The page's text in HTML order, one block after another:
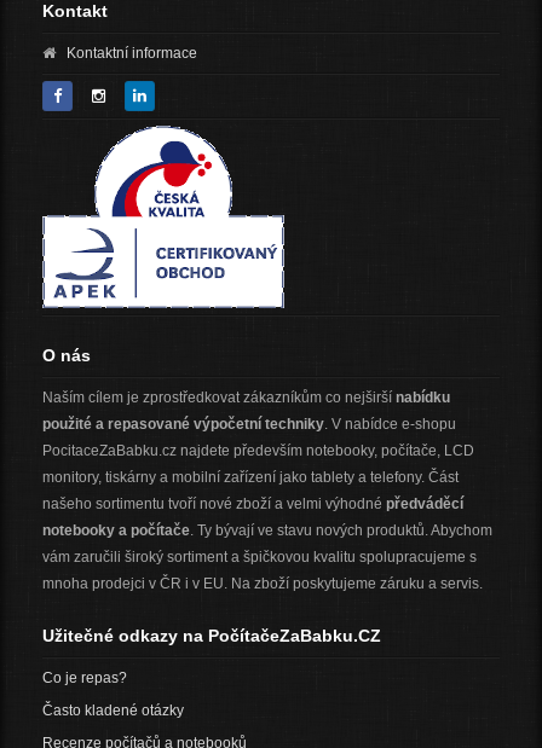
Kontakt
Kontaktní informace
O nás
Naším cílem je zprostředkovat zákazníkům co nejširší nabídku
použité a repasované výpočetní techniky. V nabídce e-shopu
PocitaceZaBabku.cz najdete především notebooky, počítače, LCD
monitory, tiskárny a mobilní zařízení jako tablety a telefony. Část
našeho sortimentu tvoří nové zboží a velmi výhodné předváděcí
notebooky a počítače. Ty bývají ve stavu nových produktů. Abychom
vám zaručili široký sortiment a špičkovou kvalitu spolupracujeme s
mnoha prodejci v ČR i v EU. Na zboží poskytujeme záruku a servis.
Užitečné odkazy na PočítačeZaBabku.CZ
Co je repas?
Často kladené otázky
Recenze počítačů a notebooků